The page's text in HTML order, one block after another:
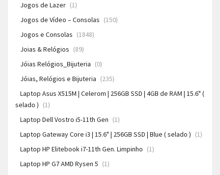
Jogos de Lazer (1)
Jogos de Vídeo – Consolas (150)
Jogos e Consolas (1848)
Joias & Relógios (89)
Jóias Relógios_Bijuteria (0)
Jóias, Relógios e Bijuteria (235)
Laptop Asus X515M | Celerom | 256GB SSD | 4GB de RAM | 15.6" (
selado ) (1)
Laptop Dell Vostro i5-11th Gen (1)
Laptop Gateway Core i3 | 15.6" | 256GB SSD | Blue ( selado ) (1)
Laptop HP Elitebook i7-11th Gen. Limpinho (1)
Laptop HP G7 AMD Rysen 5 (1)